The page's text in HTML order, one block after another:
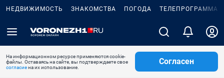
НЕДВИЖИМОСТЬ ЗНАКОМСТВА ПОГОДА ТЕЛЕПРОГРАММА
На информационном ресурсе применяются cookie-
файлы. Оставаясь на сайте, вы подтверждаете свое
согласиена их использование.
Согласен